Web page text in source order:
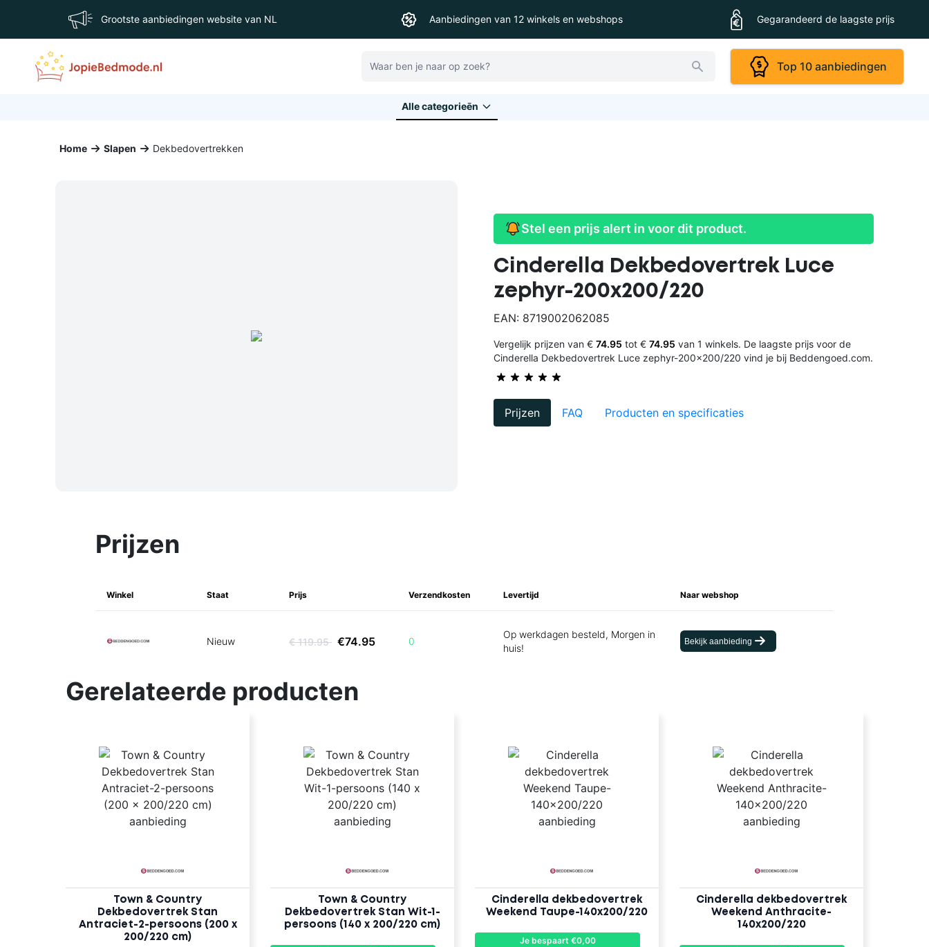
Grootste aanbiedingen website van NL Aanbiedingen van 12 winkels en webshops Gegarandeerd de laagste prijs
Zoeken
Top 10 aanbiedingen
Alle categorieēn
Home Slapen Dekbedovertrekken
Stel een prijs alert in voor dit product.
Cinderella Dekbedovertrek Luce
zephyr-200x200/220
EAN: 8719002062085
Vergelijk prijzen van € 74.95 tot € 74.95 van 1 winkels. De laagste prijs voor de
Cinderella Dekbedovertrek Luce zephyr-200x200/220 vind je bij Beddengoed.com.
Prijzen FAQ Producten en specificaties
Prijzen
Winkel Staat Prijs Verzendkosten Levertijd Naar webshop
Nieuw € 119.95 €74.95 0
Op werkdagen besteld, Morgen in
huis!
Bekijk aanbieding
Gerelateerde producten
Town & Country
Dekbedovertrek Stan
Antraciet-2-persoons (200 x
200/220 cm)
Town & Country
Dekbedovertrek Stan Wit-1-
persoons (140 x 200/220 cm)
Cinderella dekbedovertrek
Weekend Taupe-140x200/220
Je bespaart €0,00
Cinderella dekbedovertrek
Weekend Anthracite-
140x200/220